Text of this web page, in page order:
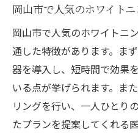
ライフスタイル別
治療法を解説
歯並び矯正とホワ
関係性
ホワイトニング岡
術とは
自然な白さを目指す方
岡山市で人気のホワイト
岡山市で人気のホワイトニ
通した特徴があります。ま
器を導入し、短時間で効果
いる点が挙げられます。ま
リングを行い、一人ひとり
たプランを提案してくれる